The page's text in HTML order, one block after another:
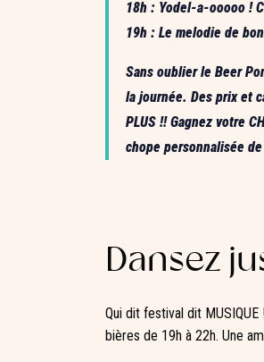
18h : Yodel-a-ooooo !
19h : Le melodie de
Sans oublier le Beer
la journée. Des prix et
PLUS !! Gagnez votre
chope personnalisée
Dansez
Qui dit festival dit
bières de 19h à 22h. Une